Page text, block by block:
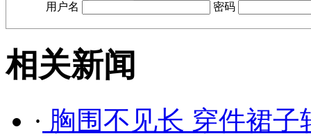
用户名
密码
相关新闻
· 胸围不见长 穿件裙子